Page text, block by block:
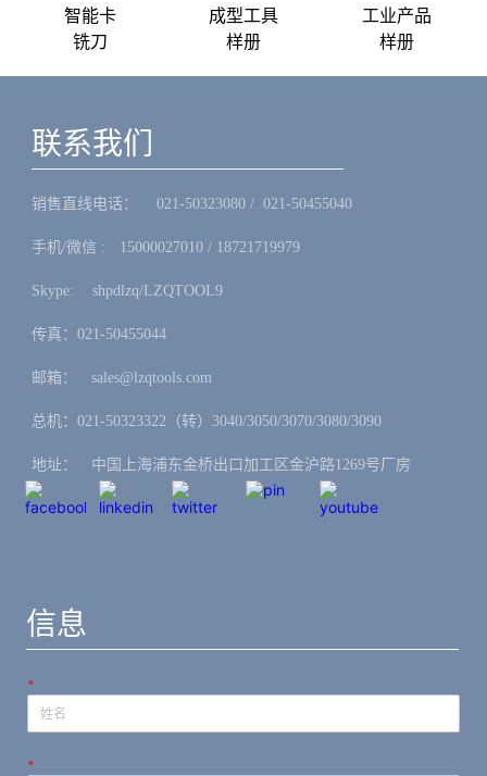
智能卡
铣刀
成型工具
样册
工业产品
样册
联系我们
销售直线电话：ㅤ 021-50323080 / 021-50455040
手机/微信 :ㅤ15000027010 / 18721719979
Skype: ㅤshpdlzq/LZQTOOL9
传真：021-50455044
邮箱：ㅤsales@lzqtools.com
总机：021-50323322（转）3040/3050/3070/3080/3090
地址：ㅤ中国上海浦东金桥出口加工区金沪路1269号厂房
信息
*
*